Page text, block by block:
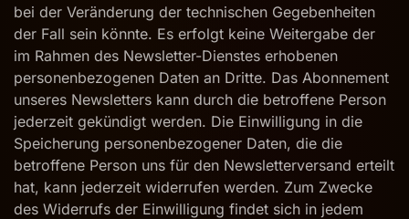
bei der Veränderung der technischen Gegebenheiten
der Fall sein könnte. Es erfolgt keine Weitergabe der
im Rahmen des Newsletter-Dienstes erhobenen
personenbezogenen Daten an Dritte. Das Abonnement
unseres Newsletters kann durch die betroffene Person
jederzeit gekündigt werden. Die Einwilligung in die
Speicherung personenbezogener Daten, die die
betroffene Person uns für den Newsletterversand erteilt
hat, kann jederzeit widerrufen werden. Zum Zwecke
des Widerrufs der Einwilligung findet sich in jedem